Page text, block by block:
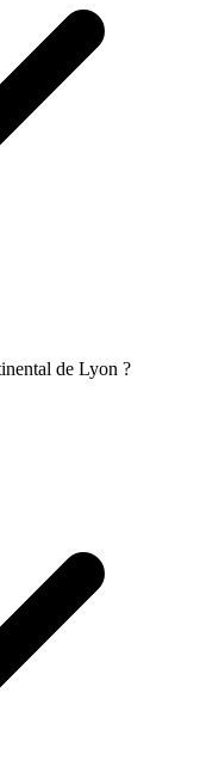
de Lyon ?